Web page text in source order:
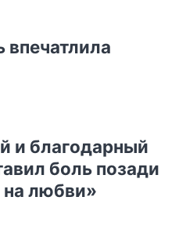
и благодарный
боль позади
на любви»